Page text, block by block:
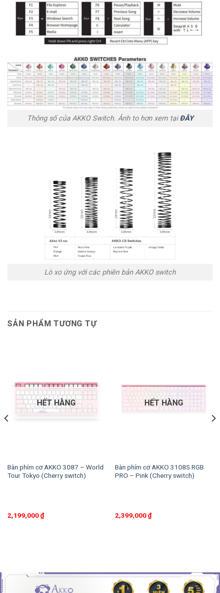
Thông số của AKKO Switch. Ảnh to hơn xem tạiĐÂY
Lò xo ứng với các phiên bản AKKO switch
SẢN PHẨM TƯƠNG TỰ
HẾT HÀNG
Bàn phím cơ AKKO 3087 – World
Tour Tokyo (Cherry switch)
2,199,000₫
HẾT HÀNG
Bàn phím cơ AKKO 3108S RGB
PRO – Pink (Cherry switch)
2,399,000₫